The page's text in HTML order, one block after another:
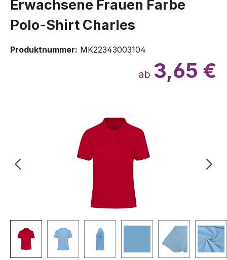
Erwachsene Frauen Farbe
Polo-Shirt Charles
Produktnummer: MK22343003104
ab 3,65 €